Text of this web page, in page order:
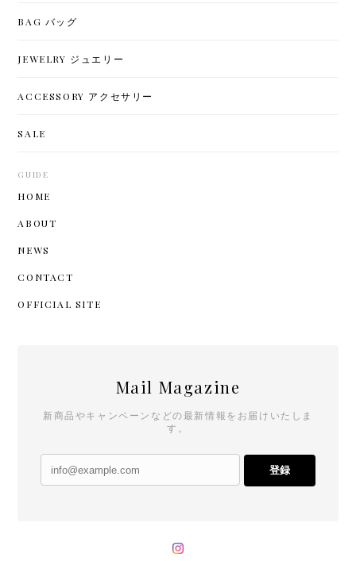
BAG バッグ
JEWELRY ジュエリー
ACCESSORY アクセサリー
SALE
GUIDE
HOME
ABOUT
NEWS
CONTACT
OFFICIAL SITE
Mail Magazine
新商品やキャンペーンなどの最新情報をお届けいたしま
す。
登録